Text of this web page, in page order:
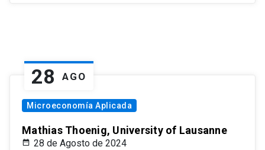
28 AGO
Microeconomía Aplicada
Mathias Thoenig, University of Lausanne
28 de Agosto de 2024